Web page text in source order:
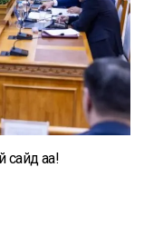
сайд аа!